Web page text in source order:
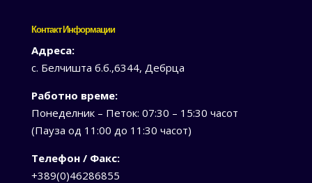
Контакт Информации
Адреса:
с. Белчишта б.б.,6344, Дебрца
Работно време:
Понеделник – Петок: 07:30 – 15:30 часот
(Пауза од 11:00 до 11:30 часот)
Телефон / Факс:
+389(0)46286855